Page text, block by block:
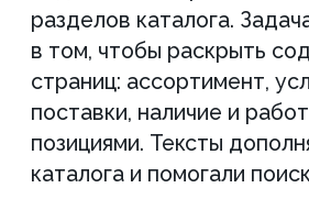
доли запросов в ТОП 3, ТОП 10 и
ТОП 30 Яндекса, улучшении
средней позиции и увеличении
видимости с 3,98% до 11,93%. За
первый месяц удалось
сформировать устойчивую базу
для дальнейшего роста и
вывести проект на траекторию
расширения поисковой